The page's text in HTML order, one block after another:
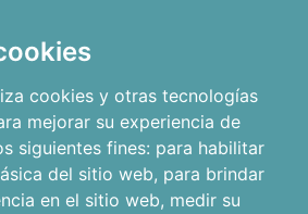
cookies y otras tecnologías
mejorar su experiencia de
siguientes fines: para habilitar
del sitio web, para brindar
en el sitio web, medir su